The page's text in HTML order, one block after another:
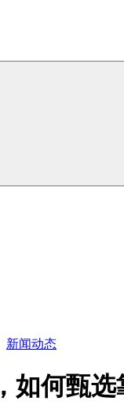
新闻动态
如何甄